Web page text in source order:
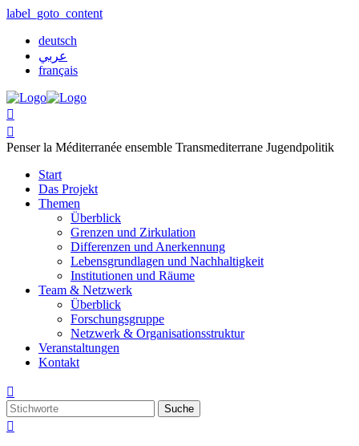
label_goto_content
deutsch
عربي
français


Penser la Méditerranée ensemble Transmediterrane Jugendpolitik
Start
Das Projekt
Themen
Überblick
Grenzen und Zirkulation
Differenzen und Anerkennung
Lebensgrundlagen und Nachhaltigkeit
Institutionen und Räume
Team & Netzwerk
Überblick
Forschungsgruppe
Netzwerk & Organisationsstruktur
Veranstaltungen
Kontakt

Suche
